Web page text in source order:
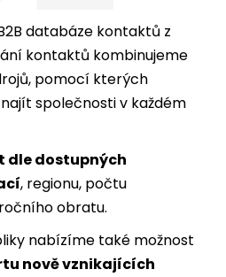
databáze kontaktů z
kontaktů kombinujeme
pomocí kterých
společnosti v každém
dle dostupných
, regionu, počtu
obratu.
nabízíme také možnost
nově vznikajících